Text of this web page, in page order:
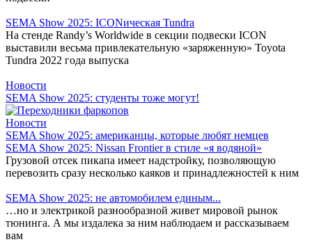
SEMA Show 2025: ICONическая Tundra
На стенде Randy’s Worldwide в секции подвески ICON
выставили весьма привлекательную «заряженную» Toyota
Tundra 2022 года выпуска
Новости
SEMA Show 2025: студенты тоже могут!
Новости
SEMA Show 2025: американцы, которые любят немцев
SEMA Show 2025: Nissan Frontier в стиле «я водяной»
Грузовой отсек пикапа имеет надстройку, позволяющую
перевозить сразу несколько каяков и принадлежностей к ним
SEMA Show 2025: не автомобилем единым...
…но и электрикой разнообразной живет мировой рынок
тюнинга. А мы издалека за ним наблюдаем и рассказываем
вам